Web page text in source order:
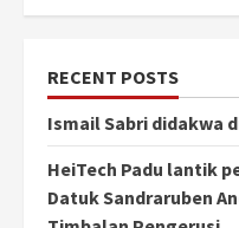
RECENT POSTS
Ismail Sabri didakwa
HeiTech Padu lantik
Datuk Sandraruben